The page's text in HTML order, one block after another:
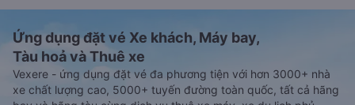
Ứng dụng đặt vé Xe khách, Máy bay,
Tàu hoả và Thuê xe
Vexere - ứng dụng đặt vé đa phương tiện với hơn 3000+ nhà
xe chất lượng cao, 5000+ tuyến đường toàn quốc, tất cả hãng